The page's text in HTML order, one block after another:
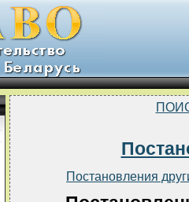
Постановления